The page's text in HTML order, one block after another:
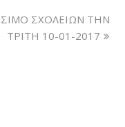
ΣΧΟΛΕΙΩΝ ΤΗΝ
ΤΡΙΤΗ 10-01-2017